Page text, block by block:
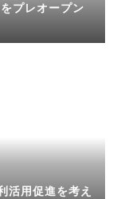
プレオープン
活用促進を考え